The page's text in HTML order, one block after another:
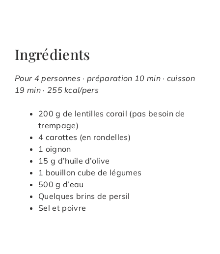
Ingrédients
Pour 4 personnes · préparation 10 min · cuisson
19 min · 255 kcal/pers
200 g de lentilles corail (pas besoin de
trempage)
4 carottes (en rondelles)
1 oignon
15 g d’huile d’olive
1 bouillon cube de légumes
500 g d’eau
Quelques brins de persil
Sel et poivre